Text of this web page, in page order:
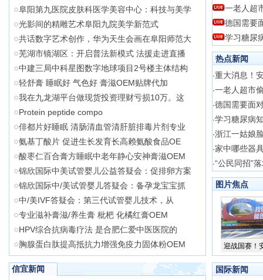
阜阳第九医院皮肤科医学美容中心：科技与美学
光影间的精雕艺术阜阳九院美学新范式
共话数字艺术创作，华为天生会画在阜阳师范大
芜湖市镜湖区：开启普法新模式 法援走进直播
中建三局中科星图数字地球项目2号楼主体结构
轻舒膏 睡眠好 气色好 膏滋OEM贴牌代加
我在九龙湖平台做现货投资理财亏损10万。这
Protein peptide compo
俳都片好睡眠 清肠清血管清肝脏排毒片剂专业
氨基丁酸片 促进生长发育长高赖氨酸食品OE
酸枣仁百合膏方睡眠中老年静心安神膏滋OEM
锦欣国际中美试管婴儿公益答疑会：促排卵方案
锦欣国际中/美试管婴儿答疑会：备孕龙宝宝抓
中/美IVF答疑会：第三代试管婴儿技术，从
专业滋补膏滋/养生膏 枇杷 化橘红膏OEM
HPV综合抗病毒疗法 是合肥仁爱中医医院的
胸腺蛋白肽提高抵抗力增强免疫力固体粉OEM
一老人超
德国需要
学习糖尿
热点新闻
·重大消息！
·一老人超市
·德国需要面
·学习糖尿病
·浙江一姑娘
·家中哪些器
·“公民同招”
图片焦点
迎战国赛！
信宜新闻 国际新闻